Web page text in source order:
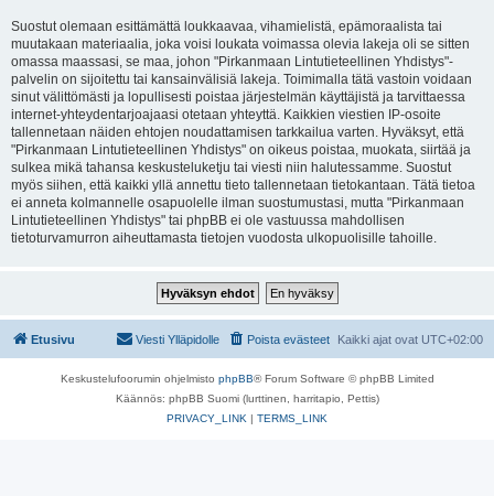
Suostut olemaan esittämättä loukkaavaa, vihamielistä, epämoraalista tai
muutakaan materiaalia, joka voisi loukata voimassa olevia lakeja oli se sitten
omassa maassasi, se maa, johon "Pirkanmaan Lintutieteellinen Yhdistys"-
palvelin on sijoitettu tai kansainvälisiä lakeja. Toimimalla tätä vastoin voidaan
sinut välittömästi ja lopullisesti poistaa järjestelmän käyttäjistä ja tarvittaessa
internet-yhteydentarjoajaasi otetaan yhteyttä. Kaikkien viestien IP-osoite
tallennetaan näiden ehtojen noudattamisen tarkkailua varten. Hyväksyt, että
"Pirkanmaan Lintutieteellinen Yhdistys" on oikeus poistaa, muokata, siirtää ja
sulkea mikä tahansa keskusteluketju tai viesti niin halutessamme. Suostut
myös siihen, että kaikki yllä annettu tieto tallennetaan tietokantaan. Tätä tietoa
ei anneta kolmannelle osapuolelle ilman suostumustasi, mutta "Pirkanmaan
Lintutieteellinen Yhdistys" tai phpBB ei ole vastuussa mahdollisen
tietoturvamurron aiheuttamasta tietojen vuodosta ulkopuolisille tahoille.
Etusivu Kaikki ajat ovat UTC+02:00
Poista evästeet
Viesti Ylläpidolle
Keskustelufoorumin ohjelmisto phpBB® Forum Software © phpBB Limited
Käännös: phpBB Suomi (lurttinen, harritapio, Pettis)
PRIVACY_LINK | TERMS_LINK